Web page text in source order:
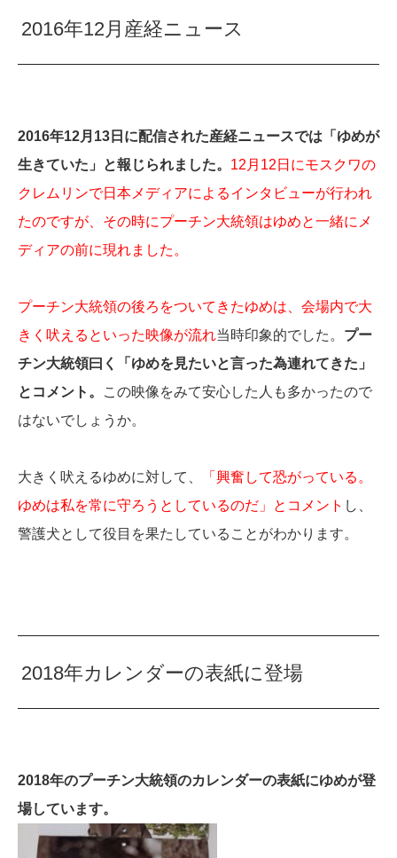
2016年12月産経ニュース
2016年12月13日に配信された産経ニュースでは「ゆめが
生きていた」と報じられました。 12月12日にモスクワの
クレムリンで日本メディアによるインタビューが行われ
たのですが、その時にプーチン大統領はゆめと一緒にメ
ディアの前に現れました。
プーチン大統領の後ろをついてきたゆめは、会場内で大
きく吠えるといった映像が流れ当時印象的でした。 プー
チン大統領曰く「ゆめを見たいと言った為連れてきた」
とコメント。
この映像をみて安心した人も多かったので
はないでしょうか。
大きく吠えるゆめに対して、
「興奮して恐がっている。
ゆめは私を常に守ろうとしているのだ」とコメント し、
警護犬として役目を果たしていることがわかります。
2018年カレンダーの表紙に登場
2018年のプーチン大統領のカレンダーの表紙にゆめが登
場しています。